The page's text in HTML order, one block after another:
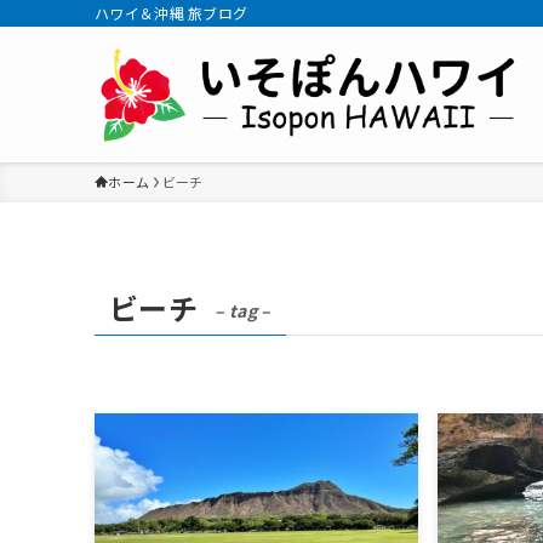
ハワイ＆沖縄 旅ブログ
ホーム ビーチ
ビーチ – tag –